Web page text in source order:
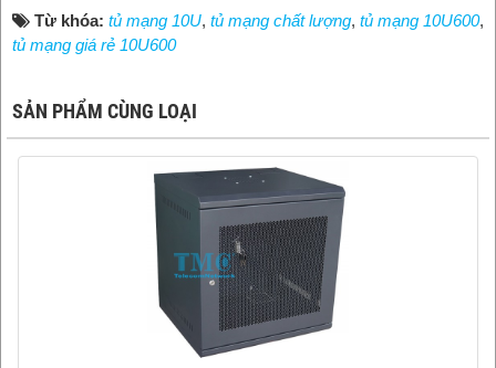
Từ khóa: tủ mạng 10U, tủ mạng chất lượng, tủ mạng 10U600,
tủ mạng giá rẻ 10U600
SẢN PHẨM CÙNG LOẠI